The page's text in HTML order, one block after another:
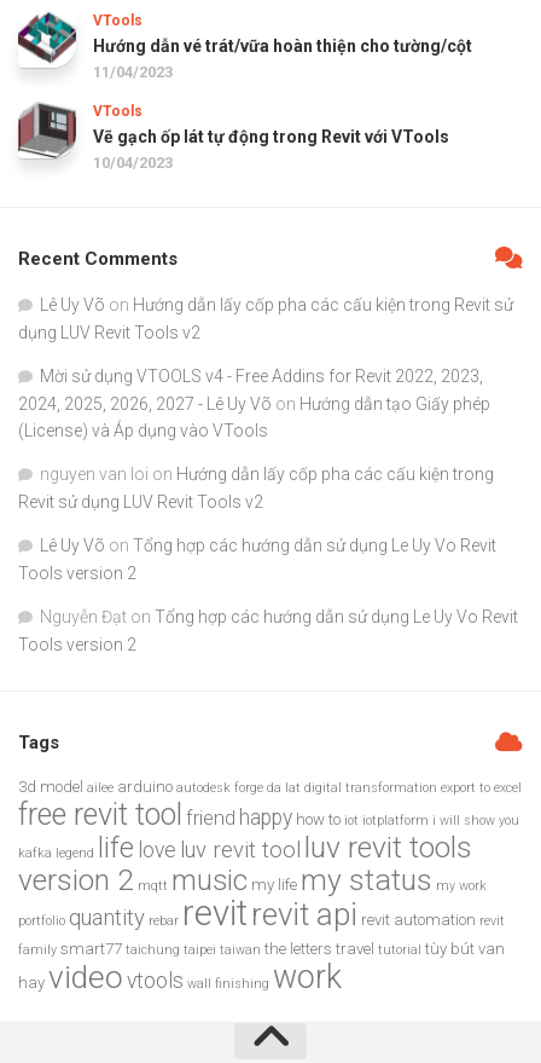
VTools
Hướng dẫn vé trát/vữa hoàn thiện cho tường/cột
11/04/2023
VTools
Vẽ gạch ốp lát tự động trong Revit với VTools
10/04/2023
Recent Comments
Lê Uy Võ on Hướng dẫn lấy cốp pha các cấu kiện trong Revit sử
dụng LUV Revit Tools v2
Mời sử dụng VTOOLS v4 - Free Addins for Revit 2022, 2023,
2024, 2025, 2026, 2027 - Lê Uy Võ on Hướng dẫn tạo Giấy phép
(License) và Áp dụng vào VTools
nguyen van loi on Hướng dẫn lấy cốp pha các cấu kiện trong
Revit sử dụng LUV Revit Tools v2
Lê Uy Võ on Tổng hợp các hướng dẫn sử dụng Le Uy Vo Revit
Tools version 2
Nguyễn Đạt on Tổng hợp các hướng dẫn sử dụng Le Uy Vo Revit
Tools version 2
Tags
3d model ailee arduino autodesk forge da lat digital transformation export to excel
free revit tool friend happy how to iot iotplatform i will show you
kafka legend life love luv revit tool luv revit tools
version 2 mqtt music my life my status my work
portfolio quantity rebar revit revit api revit automation revit
family smart77 taichung taipei taiwan the letters travel tutorial tùy bút van
hay video vtools wall finishing work